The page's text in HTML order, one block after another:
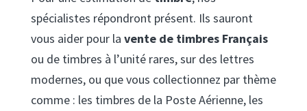
spécialistes répondront présent. Ils sauront
vous aider pour la vente de timbres Français
ou de timbres à l’unité rares, sur des lettres
modernes, ou que vous collectionnez par thème
comme : les timbres de la Poste Aérienne, les